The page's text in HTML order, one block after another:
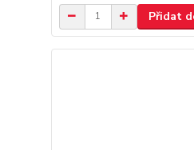
Přidat